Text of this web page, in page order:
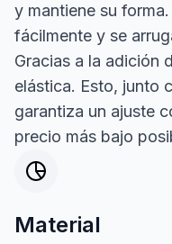
y mantiene su
fácilmente y se
Gracias a la adición
elástica. Esto, junto
garantiza un ajuste
precio más bajo
Material